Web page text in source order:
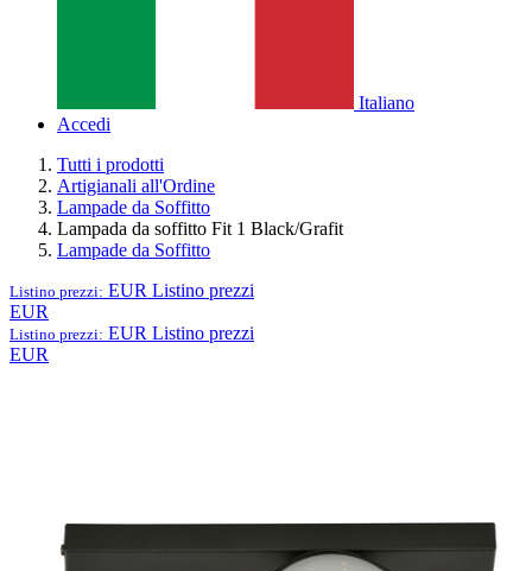
Italiano
Accedi
Tutti i prodotti
Artigianali all'Ordine
Lampade da Soffitto
Lampada da soffitto Fit 1 Black/Grafit
Lampade da Soffitto
Listino prezzi: EUR Listino prezzi
EUR
Listino prezzi: EUR Listino prezzi
EUR